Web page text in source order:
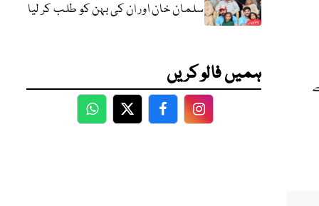
سلمان خان اور ان کی بہن کو طلب کر لیا
ہمیں فالو کریں
WhatsApp
TwitterFacebookFacebook